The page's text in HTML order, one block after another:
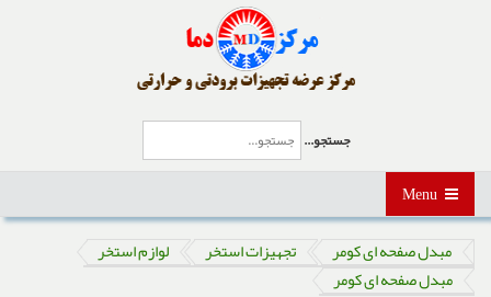
جستجو...
مبدل صفحه ای کومر تجهیزات استخر
لوازم استخر
مبدل صفحه ای کومر